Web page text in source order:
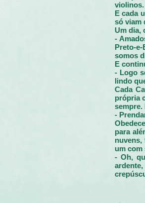
violinos.
E cada
só viam
Um dia,
-
Preto-
somos
E
- Logo
lindo
Cada
própria
sempre.
-
para
um com
- Oh,